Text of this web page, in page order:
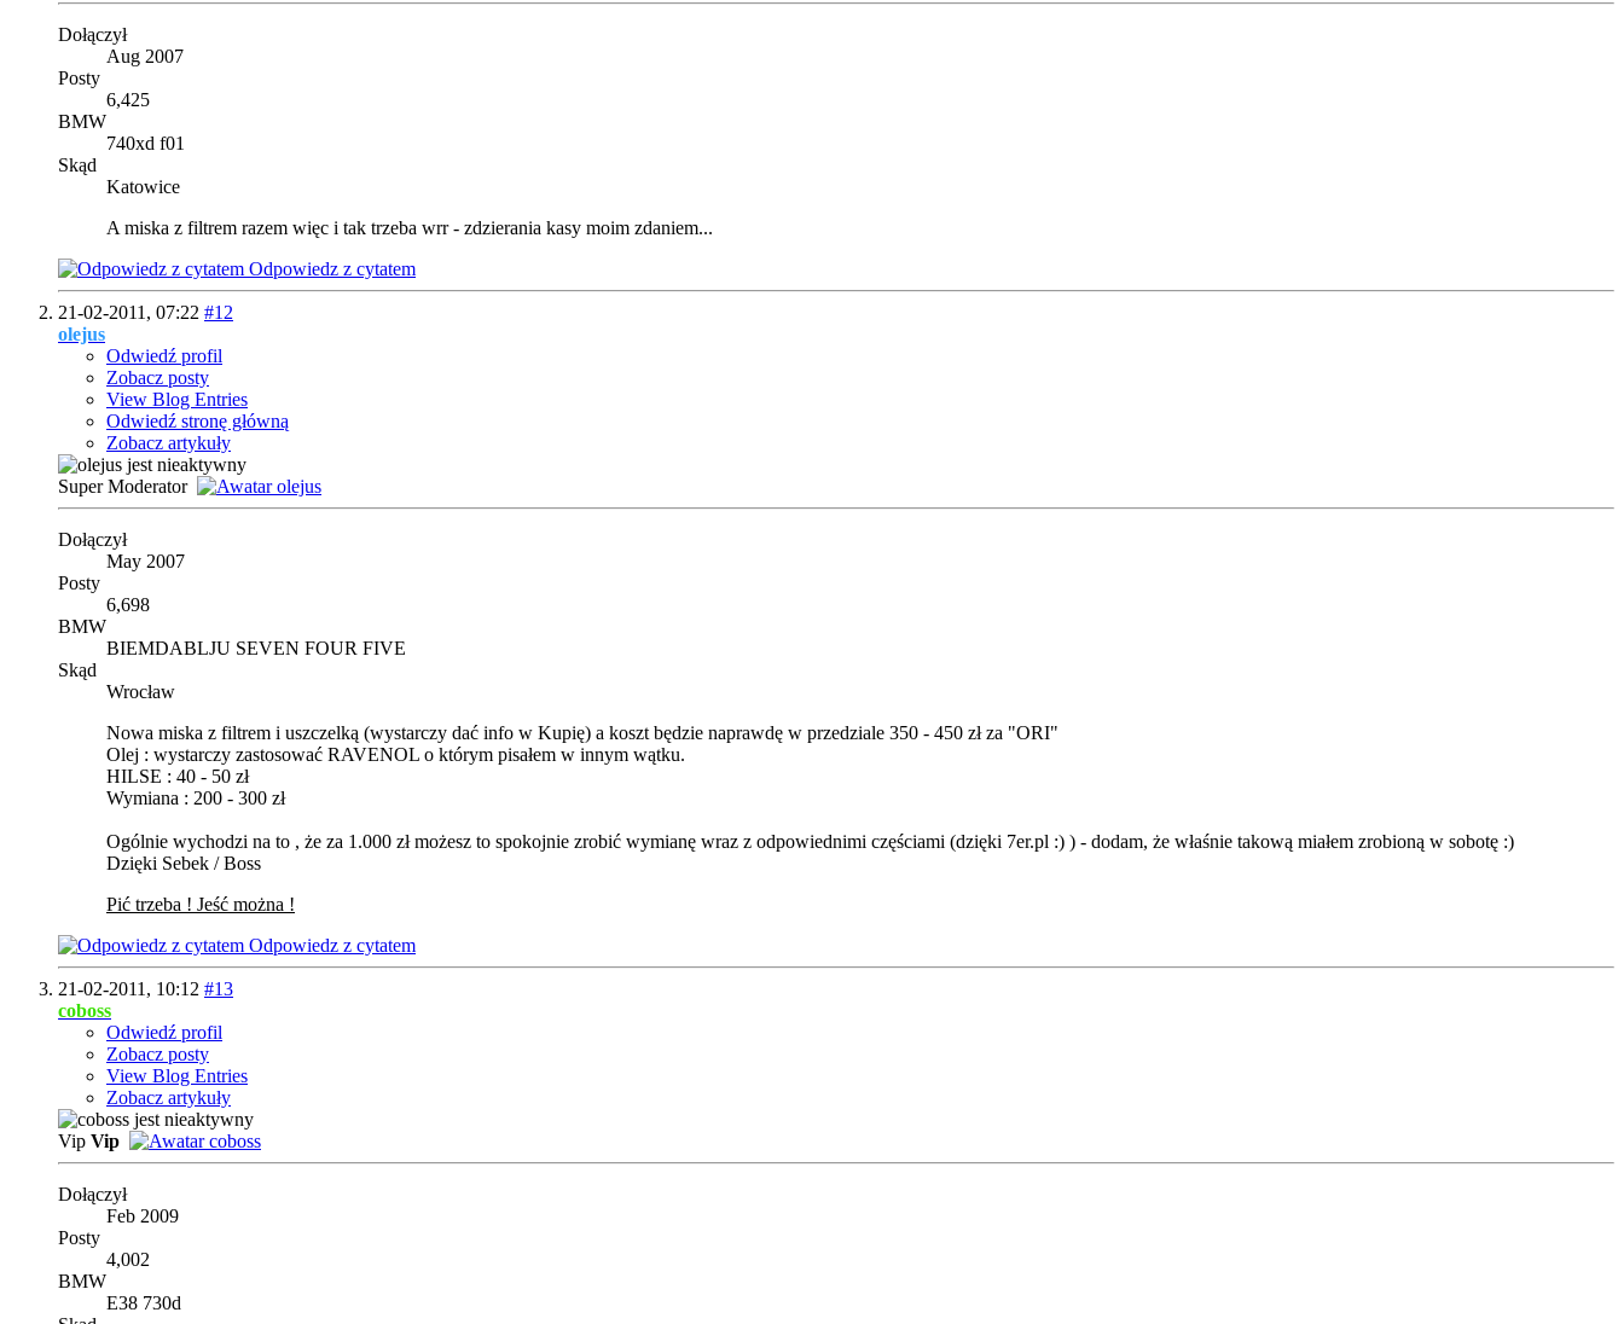
Dołączył
Aug 2007
Posty
6,425
BMW
740xd f01
Skąd
Katowice
A miska z filtrem razem więc i tak trzeba wrr - zdzierania kasy moim zdaniem...
Odpowiedz z cytatem
21-02-2011, 07:22 #12
olejus
Odwiedź profil
Zobacz posty
View Blog Entries
Odwiedź stronę główną
Zobacz artykuły
Super Moderator
Dołączył
May 2007
Posty
6,698
BMW
BIEMDABLJU SEVEN FOUR FIVE
Skąd
Wrocław
Nowa miska z filtrem i uszczelką (wystarczy dać info w Kupię) a koszt będzie naprawdę w przedziale 350 - 450 zł za "ORI"
Olej : wystarczy zastosować RAVENOL o którym pisałem w innym wątku.
HILSE : 40 - 50 zł
Wymiana : 200 - 300 zł
Ogólnie wychodzi na to , że za 1.000 zł możesz to spokojnie zrobić wymianę wraz z odpowiednimi częściami (dzięki 7er.pl :) ) - dodam, że właśnie takową miałem zrobioną w sobotę :)
Dzięki Sebek / Boss
Pić trzeba ! Jeść można !
Odpowiedz z cytatem
21-02-2011, 10:12 #13
coboss
Odwiedź profil
Zobacz posty
View Blog Entries
Zobacz artykuły
Vip Vip
Dołączył
Feb 2009
Posty
4,002
BMW
E38 730d